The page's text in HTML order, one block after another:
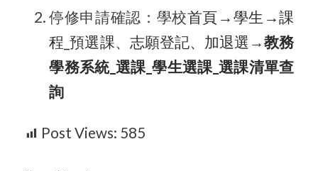
停修申請確認：學校首頁→ 學生→課
程_預選課、志願登記、加退選 →教務
學務系統_選課_學生選課_選課清單查
詢
Post Views: 585